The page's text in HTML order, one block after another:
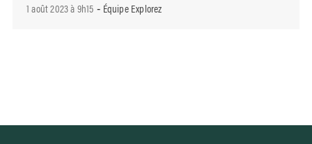
1 août 2023 à 9h15 - Équipe Explorez